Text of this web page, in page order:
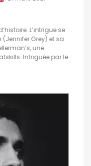
se
(Jennifer Grey) et sa
une
Intriguée par le